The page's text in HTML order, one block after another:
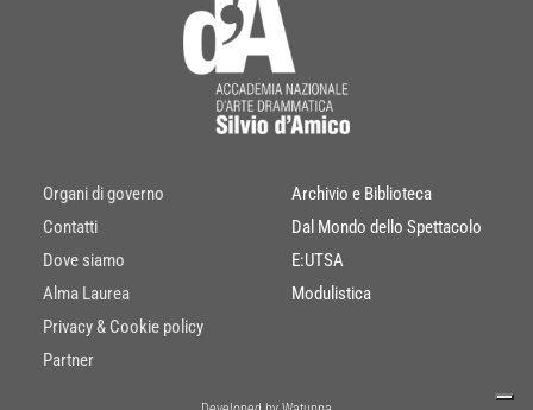
Organi di governo
Contatti
Dove siamo
Alma Laurea
Privacy & Cookie policy
Partner
Archivio e Biblioteca
Dal Mondo dello Spettacolo
E:UTSA
Modulistica